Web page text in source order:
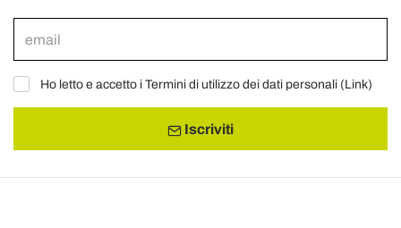
Ho letto e accetto i Termini di utilizzo dei dati personali (Link)
Iscriviti